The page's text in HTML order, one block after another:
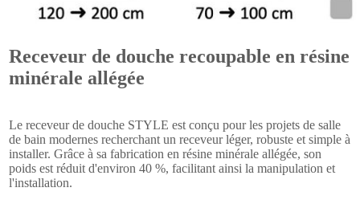
Receveur de douche recoupable en résine
minérale allégée
Le receveur de douche STYLE est conçu pour les projets de salle
de bain modernes recherchant un receveur léger, robuste et simple à
installer. Grâce à sa fabrication en résine minérale allégée, son
poids est réduit d'environ 40 %, facilitant ainsi la manipulation et
l'installation.